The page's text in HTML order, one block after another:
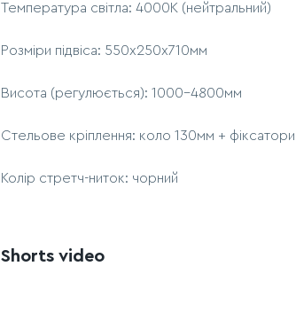
Температура світла: 4000К (нейтральний)
Розміри підвіса: 550х250х710мм
Висота (регулюється): 1000-4800мм
Стельове кріплення: коло 130мм +
Колір стретч-ниток: чорний
Shorts video